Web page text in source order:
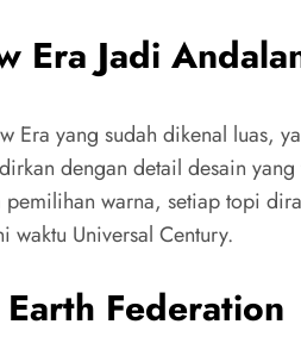
Era Jadi
yang sudah dikenal luas,
dengan detail desain
warna, setiap topi
waktu Universal Century.
Federation